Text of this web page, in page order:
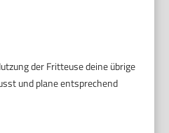
der Fritteuse deine übrige
und plane entsprechend